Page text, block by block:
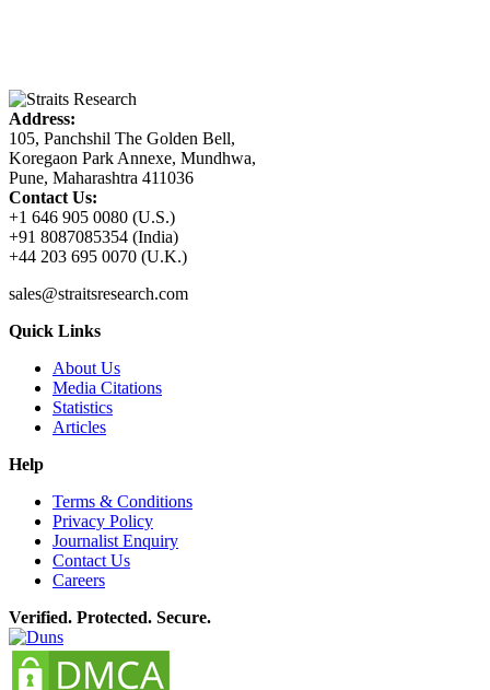
Address:
105, Panchshil The Golden Bell,
Koregaon Park Annexe, Mundhwa,
Pune, Maharashtra 411036
Contact Us:
+1 646 905 0080 (U.S.)
+91 8087085354 (India)
+44 203 695 0070 (U.K.)
sales@straitsresearch.com
Quick Links
About Us
Media Citations
Statistics
Articles
Help
Terms & Conditions
Privacy Policy
Journalist Enquiry
Contact Us
Careers
Verified. Protected. Secure.